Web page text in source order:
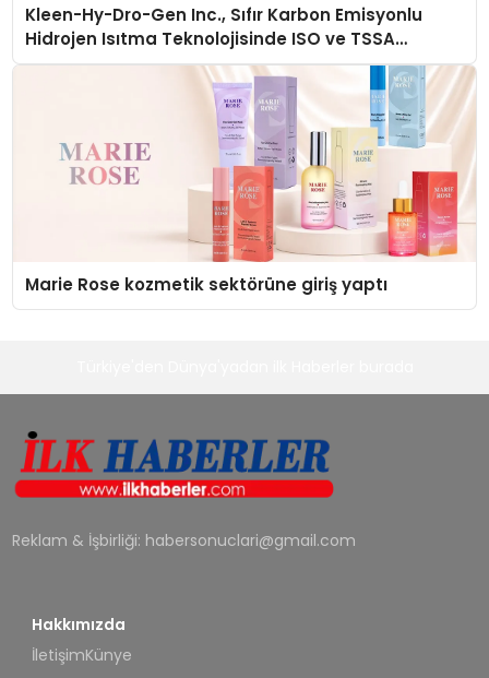
Kleen-Hy-Dro-Gen Inc., Sıfır Karbon Emisyonlu
Hidrojen Isıtma Teknolojisinde ISO ve TSSA
Düzenleyici Onaylarını Aldı
Marie Rose kozmetik sektörüne giriş yaptı
Reklam & İşbirliği: habersonuclari@gmail.com
Hakkımızda
İletişimKünye